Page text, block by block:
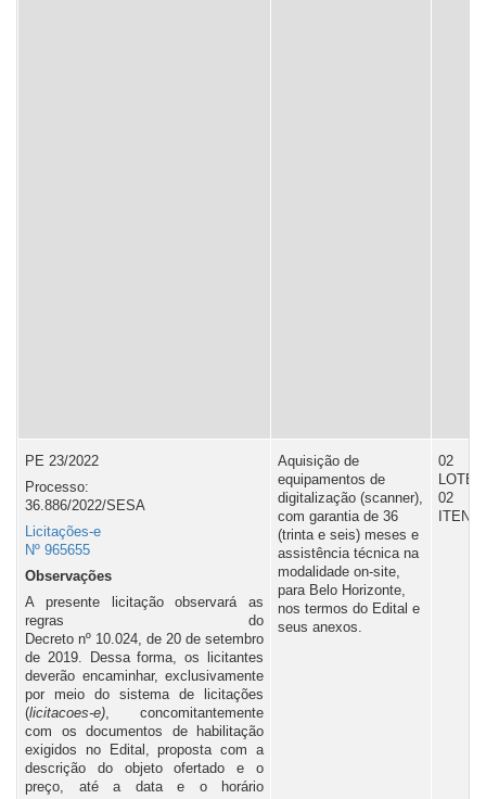
PE 23/2022
Processo:
36.886/2022/SESA
Licitações-e
Nº 965655
Observações
A presente licitação observará as
regras do
Decreto nº 10.024, de 20 de setembro
de 2019. Dessa forma, os licitantes
deverão encaminhar, exclusivamente
por meio do sistema de licitações
(licitacoes-e) , concomitantemente
com os documentos de habilitação
exigidos no Edital, proposta com a
descrição do objeto ofertado e o
preço, até a data e o horário
Aquisição de
equipamentos de
digitalização (scanner),
com garantia de 36
(trinta e seis) meses e
assistência técnica na
modalidade on-site,
para Belo Horizonte,
nos termos do Edital e
seus anexos.
02
02
ITENS